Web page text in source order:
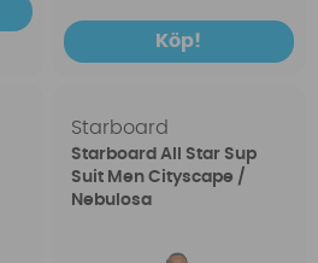
Köp!
Starboard
Starboard All Star Sup
Suit Men Cityscape /
Nebulosa